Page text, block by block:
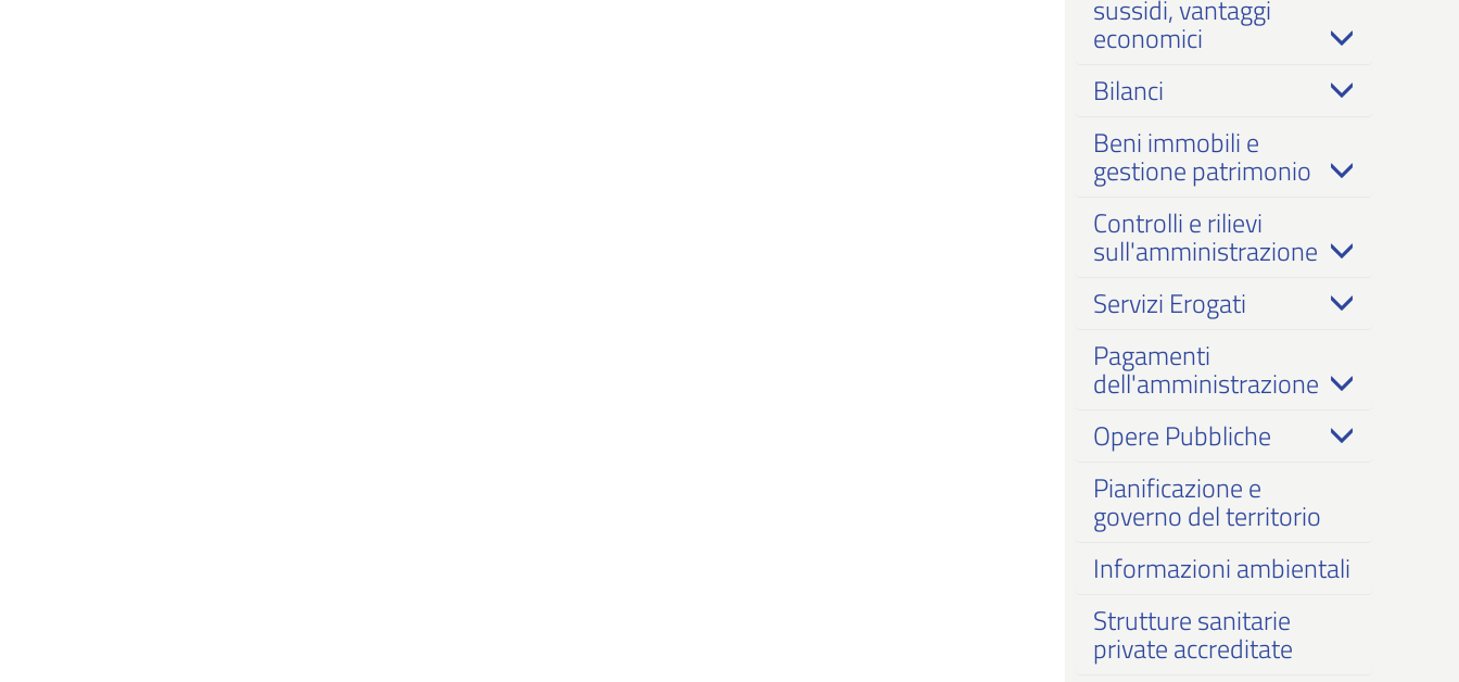
sussidi, vantaggi
economici
Bilanci
Beni immobili e
gestione patrimonio
Controlli e rilievi
sull'amministrazione
Servizi Erogati
Pagamenti
dell'amministrazione
Opere Pubbliche
Pianificazione e
governo del territorio
Informazioni ambientali
Strutture sanitarie
private accreditate